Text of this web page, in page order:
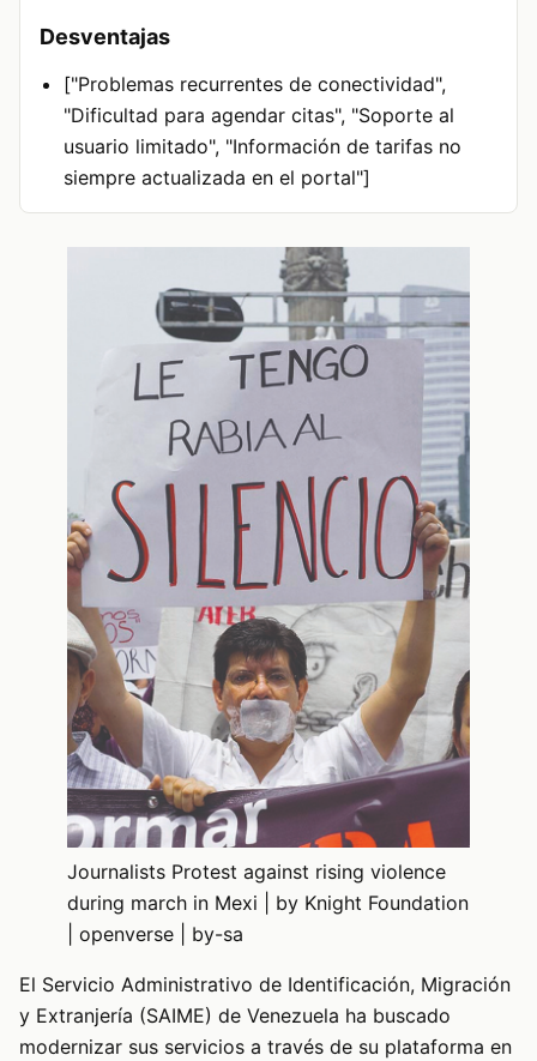
Desventajas
["Problemas recurrentes de conectividad",
"Dificultad para agendar citas", "Soporte al
usuario limitado", "Información de tarifas no
siempre actualizada en el portal"]
Journalists Protest against rising violence
during march in Mexi | by Knight Foundation
| openverse | by-sa
El Servicio Administrativo de Identificación, Migración
y Extranjería (SAIME) de Venezuela ha buscado
modernizar sus servicios a través de su plataforma en